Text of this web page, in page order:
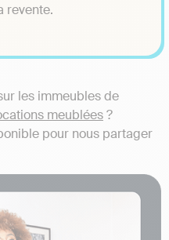
revente.
les immeubles de
meublées?
pour nous partager